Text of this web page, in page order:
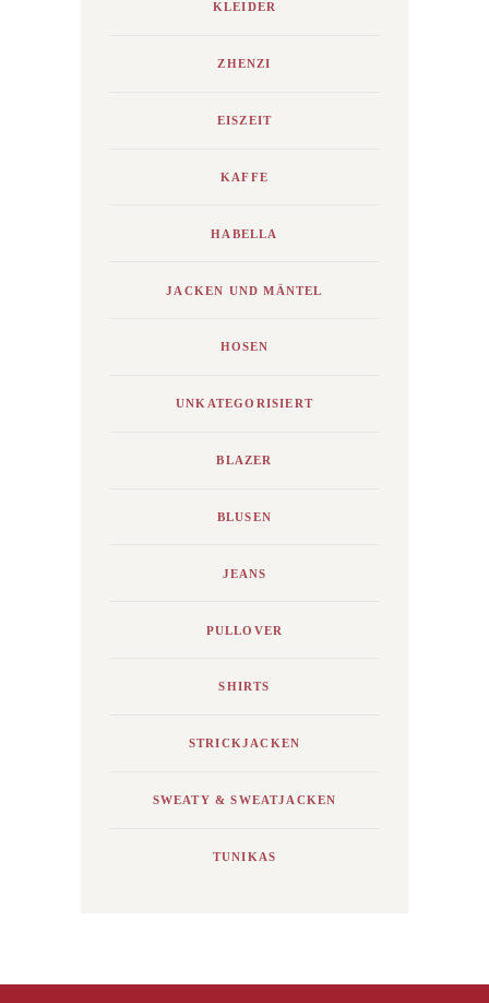
KLEIDER
ZHENZI
EISZEIT
KAFFE
HABELLA
JACKEN UND MÄNTEL
HOSEN
UNKATEGORISIERT
BLAZER
BLUSEN
JEANS
PULLOVER
SHIRTS
STRICKJACKEN
SWEATY & SWEATJACKEN
TUNIKAS